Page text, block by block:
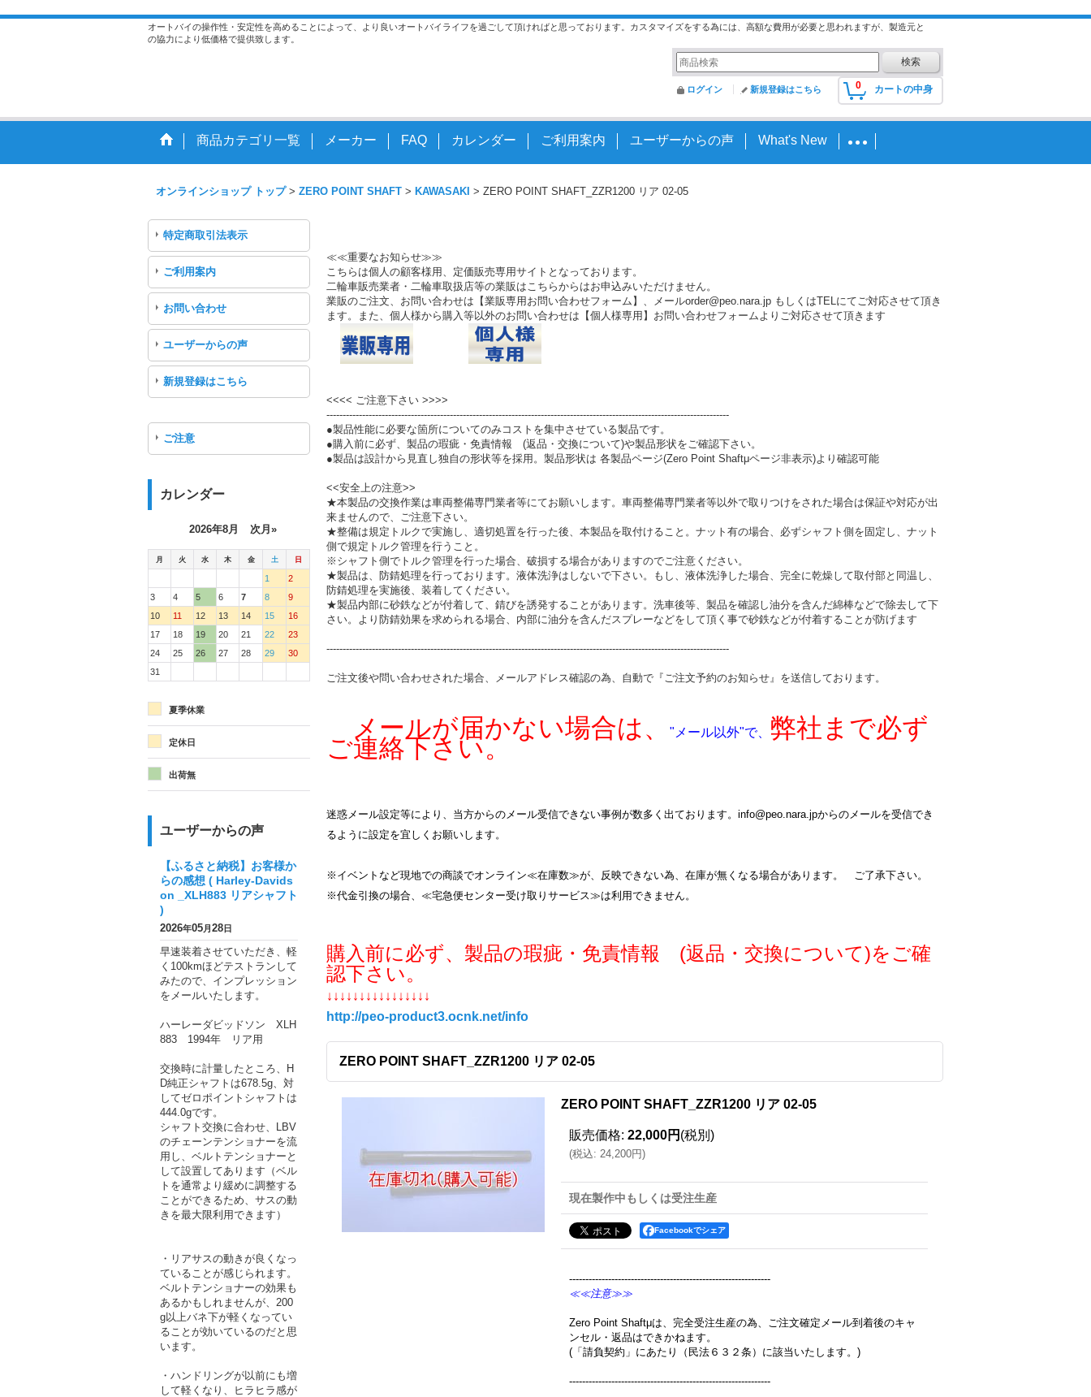
オートバイの操作性・安定性を高めることによって、より良いオートバイライフを過ごして頂ければと思っております。カスタマイズをする為には、高額な費用が必要と思われますが、製造元と
の協力により低価格で提供致します。
0 カートの中身
ログイン 新規登録はこちら
商品カテゴリ一覧 メーカー FAQ カレンダー ご利用案内 ユーザーからの声 What's New
オンラインショップ トップ > ZERO POINT SHAFT > KAWASAKI > ZERO POINT SHAFT_ZZR1200 リア 02-05
特定商取引法表示
ご利用案内
お問い合わせ
ユーザーからの声
新規登録はこちら
ご注意
カレンダー
2026年8月 次月»
月 火 水 木 金 土 日
1
2
3
4 5 6 7 8
9
10
11 12 13 14 15
16
17
18 19 20 21 22
23
24
25 26 27 28 29
30
31
夏季休業
定休日
出荷無
ユーザーからの声
【ふるさと納税】お客様か
らの感想 ( Harley-Davids
on _XLH883 リアシャフト
)
2026年05月28日
早速装着させていただき、軽
く100kmほどテストランして
みたので、インプレッション
をメールいたします。
ハーレーダビッドソン XLH
883 1994年 リア用
交換時に計量したところ、H
D純正シャフトは678.5g、対
してゼロポイントシャフトは
444.0gです。
シャフト交換に合わせ、LBV
のチェーンテンショナーを流
用し、ベルトテンショナーと
して設置してあります（ベル
トを通常より緩めに調整する
ことができるため、サスの動
きを最大限利用できます）
・リアサスの動きが良くなっ
ていることが感じられます。
ベルトテンショナーの効果も
あるかもしれませんが、200
g以上バネ下が軽くなってい
ることが効いているのだと思
います。
・ハンドリングが以前にも増
して軽くなり、ヒラヒラ感が
≪≪重要なお知らせ≫≫
こちらは個人の顧客様用、定価販売専用サイトとなっております。
二輪車販売業者・二輪車取扱店等の業販はこちらからはお申込みいただけません。
業販のご注文、お問い合わせは【業販専用お問い合わせフォーム】、メールorder@peo.nara.jp もしくはTELにてご対応させて頂き
ます。また、個人様から購入等以外のお問い合わせは【個人様専用】お問い合わせフォームよりご対応させて頂きます
<<<< ご注意下さい >>>>
----------------------------------------------------------------------------------------------------------------------------
●製品性能に必要な箇所についてのみコストを集中させている製品です。
●購入前に必ず、製品の瑕疵・免責情報 (返品・交換について)や製品形状をご確認下さい。
●製品は設計から見直し独自の形状等を採用。製品形状は 各製品ページ(Zero Point Shaftμページ非表示)より確認可能
<<安全上の注意>>
★本製品の交換作業は車両整備専門業者等にてお願いします。車両整備専門業者等以外で取りつけをされた場合は保証や対応が出
来ませんので、ご注意下さい。
★整備は規定トルクで実施し、適切処置を行った後、本製品を取付けること。ナット有の場合、必ずシャフト側を固定し、ナット
側で規定トルク管理を行うこと。
※シャフト側でトルク管理を行った場合、破損する場合がありますのでご注意ください。
★製品は、防錆処理を行っております。液体洗浄はしないで下さい。もし、液体洗浄した場合、完全に乾燥して取付部と同温し、
防錆処理を実施後、装着してください。
★製品内部に砂鉄などが付着して、錆びを誘発することがあります。洗車後等、製品を確認し油分を含んだ綿棒などで除去して下
さい。より防錆効果を求められる場合、内部に油分を含んだスプレーなどをして頂く事で砂鉄などが付着することが防げます
----------------------------------------------------------------------------------------------------------------------------
ご注文後や問い合わせされた場合、メールアドレス確認の為、自動で『ご注文予約のお知らせ』を送信しております。
メールが届かない場合は、 "メール以外"で、 弊社まで必ず
ご連絡下さい。
迷惑メール設定等により、当方からのメール受信できない事例が数多く出ております。info@peo.nara.jpからのメールを受信でき
るように設定を宜しくお願いします。
※イベントなど現地での商談でオンライン≪在庫数≫が、反映できない為、在庫が無くなる場合があります。 ご了承下さい。
※代金引換の場合、≪宅急便センター受け取りサービス≫は利用できません。
購入前に必ず、製品の瑕疵・免責情報 (返品・交換について)をご確
認下さい。
↓↓↓↓↓↓↓↓↓↓↓↓↓↓↓↓
http://peo-product3.ocnk.net/info
ZERO POINT SHAFT_ZZR1200 リア 02-05
ZERO POINT SHAFT_ZZR1200 リア 02-05
販売価格: 22,000円 (税別)
(税込: 24,200円)
現在製作中もしくは受注生産
Facebookでシェア
--------------------------------------------------------------
≪≪注意≫≫
Zero Point Shaftμは、完全受注生産の為、ご注文確定メール到着後のキャ
ンセル・返品はできかねます。
(「請負契約」にあたり（民法６３２条）に該当いたします。)
--------------------------------------------------------------